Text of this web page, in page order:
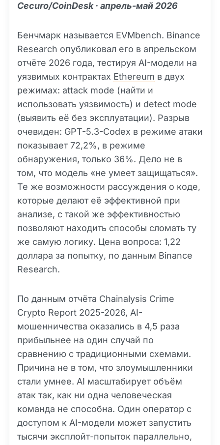
Cecuro/CoinDesk · апрель-май 2026
Бенчмарк называется EVMbench. Binance
Research опубликовал его в апрельском
отчёте 2026 года, тестируя AI-модели на
уязвимых контрактах Ethereum в двух
режимах: attack mode (найти и
использовать уязвимость) и detect mode
(выявить её без эксплуатации). Разрыв
очевиден: GPT-5.3-Codex в режиме атаки
показывает 72,2%, в режиме
обнаружения, только 36%. Дело не в
том, что модель «не умеет защищаться».
Те же возможности рассуждения о коде,
которые делают её эффективной при
анализе, с такой же эффективностью
позволяют находить способы сломать ту
же самую логику. Цена вопроса: 1,22
доллара за попытку, по данным Binance
Research.
По данным отчёта Chainalysis Crime
Crypto Report 2025-2026, AI-
мошенничества оказались в 4,5 раза
прибыльнее на один случай по
сравнению с традиционными схемами.
Причина не в том, что злоумышленники
стали умнее. AI масштабирует объём
атак так, как ни одна человеческая
команда не способна. Один оператор с
доступом к AI-модели может запустить
тысячи эксплойт-попыток параллельно,